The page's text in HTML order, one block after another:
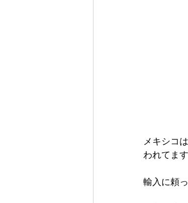
メキシコ
われてま
輸入に頼